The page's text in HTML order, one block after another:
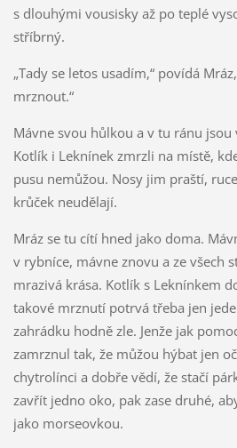
s dlouhými vousisky až po teplé
stříbrný.
„Tady se letos usadím,“ povídá
mrznout.“
Mávne svou hůlkou a v tu ránu jsou
Kotlík i Leknínek zmrzli na místě,
pusu nemůžou. Nosy jim praští,
krůček neudělají.
Mráz se tu cítí hned jako doma.
v rybníce, mávne znovu a ze všech
mrazivá krása. Kotlík s Leknínkem
takové mrznutí potrvá třeba jen
zahrádku hodně zle. Jenže jak
zamrznul tak, že můžou hýbat jen
chytrolínci a dobře vědí, že stačí
zavřít jedno oko, pak zase druhé,
jako morseovkou.